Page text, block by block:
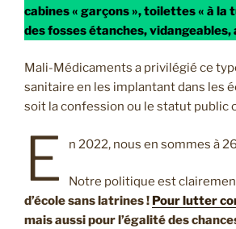
cabines « garçons », toilettes « à la
des fosses étanches, vidangeables,
Mali-Médicaments a privilégié ce
sanitaire en les implantant dans les
soit la confession ou le statut public
E n 2022, nous en sommes à
Notre politique est
d’école sans latrines ! Pour lutter
mais aussi pour l’égalité des